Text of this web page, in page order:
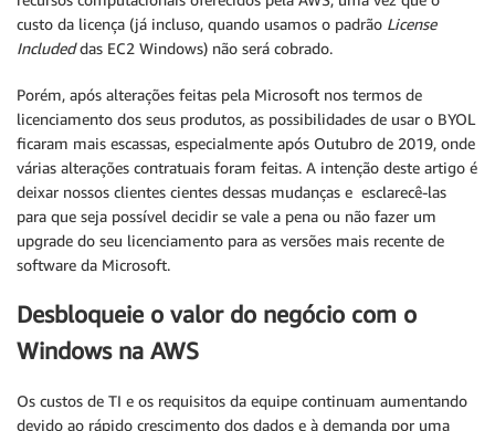
custo da licença (já incluso, quando usamos o padrão License
Includeddas EC2 Windows) não será cobrado.
Porém, após alterações feitas pela Microsoft nos termos de
licenciamento dos seus produtos, as possibilidades de usar o BYOL
ficaram mais escassas, especialmente após Outubro de 2019, onde
várias alterações contratuais foram feitas. A intenção deste artigo é
deixar nossos clientes cientes dessas mudanças e esclarecê-las
para que seja possível decidir se vale a pena ou não fazer um
upgrade do seu licenciamento para as versões mais recente de
software da Microsoft.
Desbloqueie o valor do negócio com o
Windows na AWS
Os custos de TI e os requisitos da equipe continuam aumentando
devido ao rápido crescimento dos dados e à demanda por uma